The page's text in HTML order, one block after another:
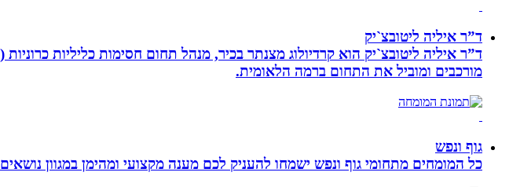
ד”ר איליה ליטובצ`יק
מורכבים ומוביל את התחום ברמה הלאומית.
גוף ונפש
כל המומחים מתחומי גוף ונפש ישמחו להעניק לכם מענה מקצועי ומהימן במגוון